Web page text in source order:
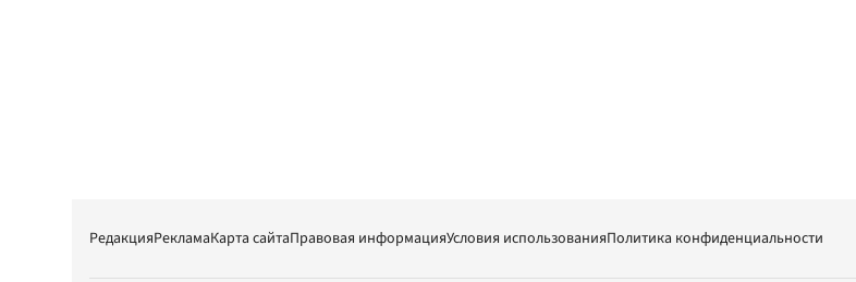
РедакцияРекламаКарта сайтаПравовая информацияУсловия использованияПолитика конфиденциальности